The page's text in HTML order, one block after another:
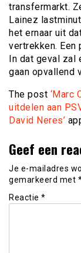
transfermarkt.
Lainez
het ernaar uit
vertrekken. Een
In dat geval zal
gaan opvallend
The post ‘Marc
uitdelen aan
David Neres’
Geef een
Je e-mailadres
gemarkeerd met
Reactie *